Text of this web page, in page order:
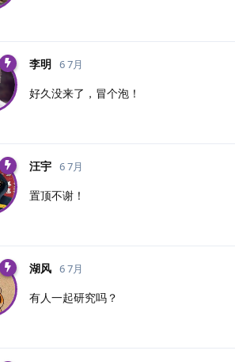
李明 6 7月
好久没来了，冒个泡！
汪宇 6 7月
置顶不谢！
湖风 6 7月
有人一起研究吗？